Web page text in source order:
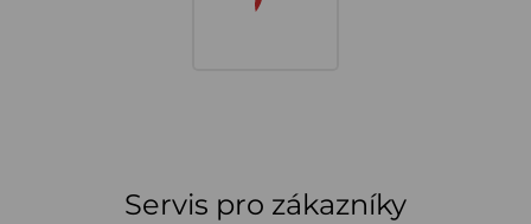
Servis pro zákazníky